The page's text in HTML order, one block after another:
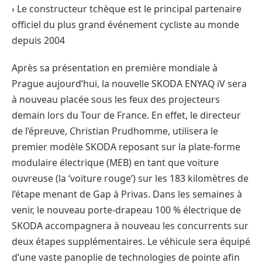
› Le constructeur tchèque est le principal partenaire
officiel du plus grand événement cycliste au monde
depuis 2004
Après sa présentation en première mondiale à
Prague aujourd’hui, la nouvelle SKODA ENYAQ iV sera
à nouveau placée sous les feux des projecteurs
demain lors du Tour de France. En effet, le directeur
de l’épreuve, Christian Prudhomme, utilisera le
premier modèle SKODA reposant sur la plate-forme
modulaire électrique (MEB) en tant que voiture
ouvreuse (la ‘voiture rouge’) sur les 183 kilomètres de
l’étape menant de Gap à Privas. Dans les semaines à
venir, le nouveau porte-drapeau 100 % électrique de
SKODA accompagnera à nouveau les concurrents sur
deux étapes supplémentaires. Le véhicule sera équipé
d’une vaste panoplie de technologies de pointe afin